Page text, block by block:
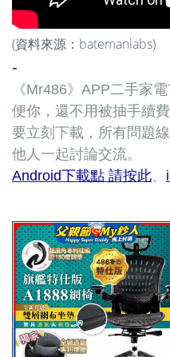
(資料來源： batemanlabs)
-
《Mr486》APP二手家
便你，還不用被抽手續
要立刻下載，所有問題
他人一起討論交流。
Android下載點 請按此、